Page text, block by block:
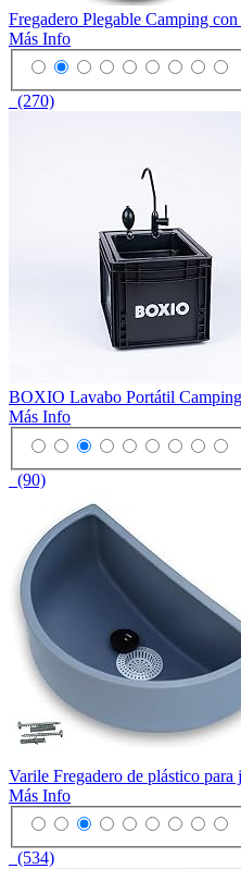
Fregadero Plegable Camping
Más Info
(270)
BOXIO Lavabo Portátil
Más Info
(90)
Varile Fregadero de plástico
Más Info
(534)